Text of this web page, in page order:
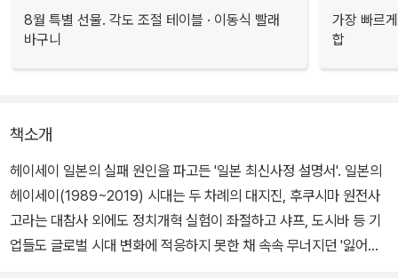
8월 특별 선물. 각도 조절 테이블 · 이동식 빨래
바구니
가장 빠르
합
책소개
헤이세이 일본의 실패 원인을 파고든 '일본 최신사정 설명서'. 일본의
헤이세이(1989~2019) 시대는 두 차례의 대지진, 후쿠시마 원전사
고라는 대참사 외에도 정치개혁 실험이 좌절하고 샤프, 도시바 등 기
업들도 글로벌 시대 변화에 적응하지 못한 채 속속 무너지던 '잃어버